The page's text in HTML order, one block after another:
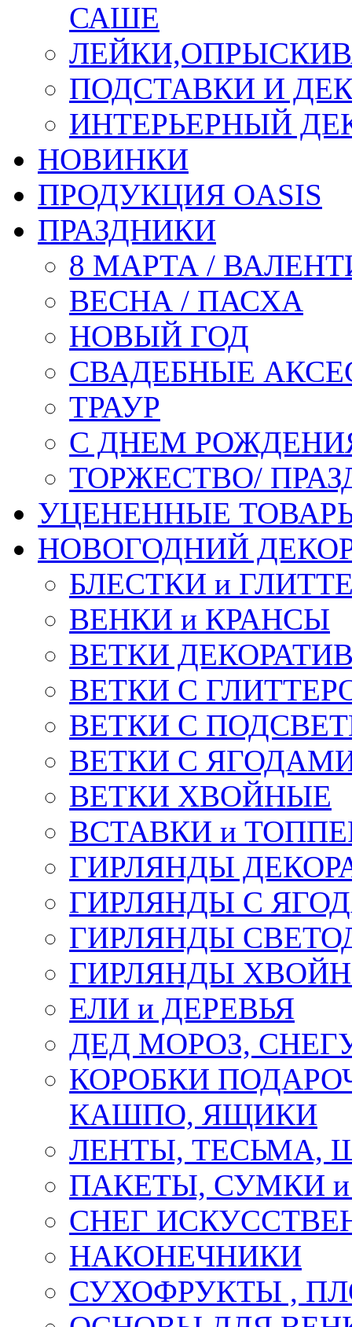
САШЕ
ПОДСТАВКИ И
ИНТЕРЬЕРНЫЙ
НОВИНКИ
ПРОДУКЦИЯ OASIS
ПРАЗДНИКИ
8 МАРТА /
ВЕСНА / ПАСХА
НОВЫЙ ГОД
СВАДЕБНЫЕ
ТРАУР
С ДНЕМ
ТОРЖЕСТВО/
УЦЕНЕННЫЕ
НОВОГОДНИЙ
БЛЕСТКИ и
ВЕНКИ и КРАНСЫ
ВЕТКИ
ВЕТКИ С
ВЕТКИ С
ВЕТКИ С
ВЕТКИ ХВОЙНЫЕ
ВСТАВКИ и
ГИРЛЯНДЫ
ГИРЛЯНДЫ С
ГИРЛЯНДЫ
ГИРЛЯНДЫ
ЕЛИ и ДЕРЕВЬЯ
ДЕД МОРОЗ,
КОРОБКИ
КАШПО, ЯЩИКИ
ЛЕНТЫ, ТЕСЬМА,
ПАКЕТЫ, СУМКИ
СНЕГ
НАКОНЕЧНИКИ
СУХОФРУКТЫ ,